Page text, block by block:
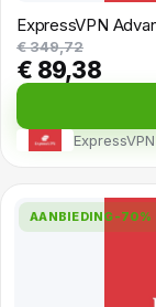
ExpressVPN
€ 349,72
€ 89,38
ExpressVPN
AANBIEDING-70%